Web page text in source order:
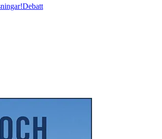
Debatt